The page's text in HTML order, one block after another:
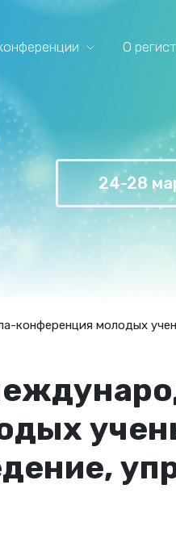
О
24-28
конференция молодых